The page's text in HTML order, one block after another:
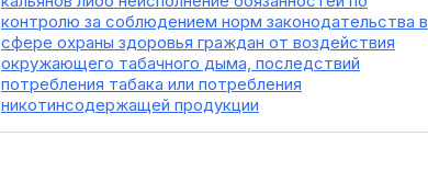
контролю за соблюдением норм законодательства в
сфере охраны здоровья граждан от воздействия
окружающего табачного дыма, последствий
потребления табака или потребления
никотинсодержащей продукции